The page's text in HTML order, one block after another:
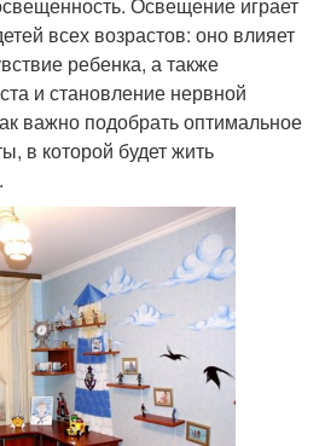
Освещение играет
всех возрастов: оно влияет
ребенка, а также
и становление нервной
важно подобрать оптимальное
в которой будет жить